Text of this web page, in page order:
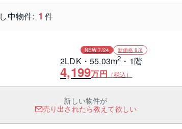
中物件: 1 件
NEW 7/24 新価格 8/6
2LDK・55.03m2・1階
4,199万円 （税込）
新しい物件が
売り出されたら教えて欲しい
1 / 0